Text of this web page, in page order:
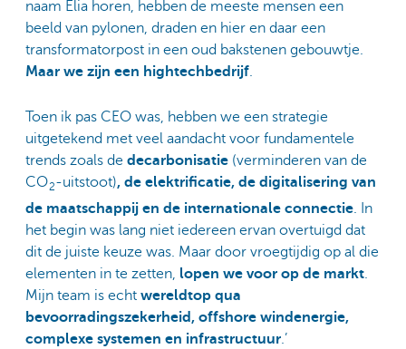
naam Elia horen, hebben de meeste mensen een
beeld van pylonen, draden en hier en daar een
transformatorpost in een oud bakstenen gebouwtje.
Maar we zijn een hightechbedrijf
Toen ik pas CEO was, hebben we een strategie
uitgetekend met veel aandacht voor fundamentele
trends zoals de decarbonisatie (verminderen van de
CO2-uitstoot), de elektrificatie, de digitalisering van
de maatschappij en de internationale connectie. In
het begin was lang niet iedereen ervan overtuigd dat
dit de juiste keuze was. Maar door vroegtijdig op al die
elementen in te zetten, lopen we voor op de markt.
Mijn team is echt wereldtop qua
bevoorradingszekerheid, offshore windenergie,
complexe systemen en infrastructuur.’